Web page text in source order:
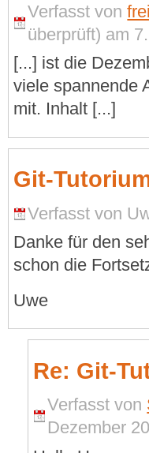
Verfasst von
überprüft) am
[...] ist die
viele spannende
mit. Inhalt [...]
Git-
Verfasst von
Danke für den
schon die
Uwe
Re: Git-
Verfasst von
Dezember